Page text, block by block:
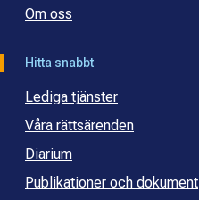
Om oss
Hitta snabbt
Lediga tjänster
Våra rättsärenden
Diarium
Publikationer och dokument